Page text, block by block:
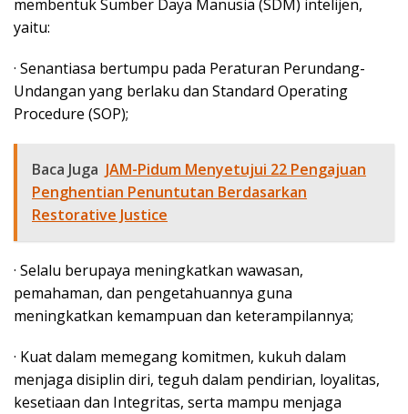
membentuk Sumber Daya Manusia (SDM) intelijen,
yaitu:
· Senantiasa bertumpu pada Peraturan Perundang-
Undangan yang berlaku dan Standard Operating
Procedure (SOP);
Baca Juga JAM-Pidum Menyetujui 22 Pengajuan
Penghentian Penuntutan Berdasarkan
Restorative Justice
· Selalu berupaya meningkatkan wawasan,
pemahaman, dan pengetahuannya guna
meningkatkan kemampuan dan keterampilannya;
· Kuat dalam memegang komitmen, kukuh dalam
menjaga disiplin diri, teguh dalam pendirian, loyalitas,
kesetiaan dan Integritas, serta mampu menjaga